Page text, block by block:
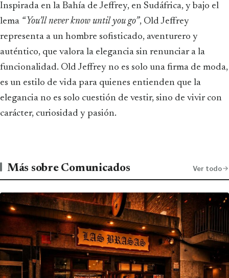
Inspirada en la Bahía de Jeffrey, en Sudáfrica, y bajo el
lema “You’ll never know until you go”, Old Jeffrey
representa a un hombre sofisticado, aventurero y
auténtico, que valora la elegancia sin renunciar a la
funcionalidad. Old Jeffrey no es solo una firma de moda,
es un estilo de vida para quienes entienden que la
elegancia no es solo cuestión de vestir, sino de vivir con
carácter, curiosidad y pasión.
Más sobre Comunicados Ver todo